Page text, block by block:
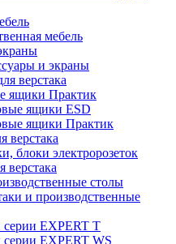
мебель
и экраны
верстака
ящики Практик
ящики ESD
ящики Практик
верстака
блоки электророзеток
верстака
столы
и производственные
серии EXPERT T
серии EXPERT WS